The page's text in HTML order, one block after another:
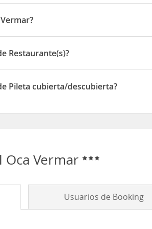
Sanxenxoy a 3 Km del centro de
C/ Aios, 4 - 36990
Restaurante(s)?
Pileta cubierta/descubierta?
Oca Vermar
Usuarios de Booking